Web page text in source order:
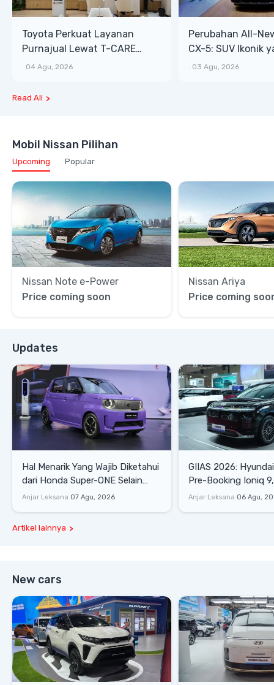
Toyota Perkuat Layanan
Purnajual Lewat T-CARE
XTRA, Manfaat Lebih Besar
04 Agu, 2026
Perubahan All-
CX-5: SUV Ikonik
Bongsor, Mewah,
03 Agu, 2026
Read All
Mobil Nissan Pilihan
Upcoming Popular
Nissan Note e-Power
Price coming soon
Nissan Ariya
Price coming
Updates
Hal Menarik Yang Wajib Diketahui
dari Honda Super-ONE Selain
Harga
Anjar Leksana 07 Agu, 2026
GIIAS 2026:
Pre-Booking Ioniq
Rp1,49 Miliar
Anjar Leksana 06 Agu,
Artikel lainnya
New cars